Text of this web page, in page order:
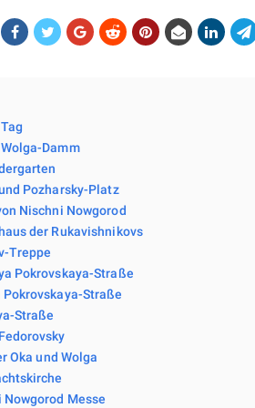
Damm
Pozharsky-Platz
Nischni Nowgorod
der Rukavishnikovs
Treppe
Pokrovskaya-Straße
Pokrovskaya-Straße
Straße
Oka und Wolga
Nowgorod Messe